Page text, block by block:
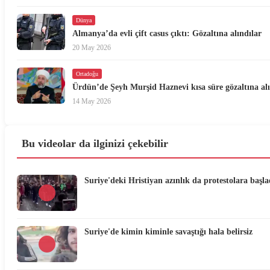
Dünya
Almanya’da evli çift casus çıktı: Gözaltına alındılar
20 May 2026
Ortadoğu
Ürdün’de Şeyh Murşid Haznevi kısa süre gözaltına
14 May 2026
Bu videolar da ilginizi çekebilir
Suriye'deki Hristiyan azınlık da protestolara
Suriye'de kimin kiminle savaştığı hala belirsiz